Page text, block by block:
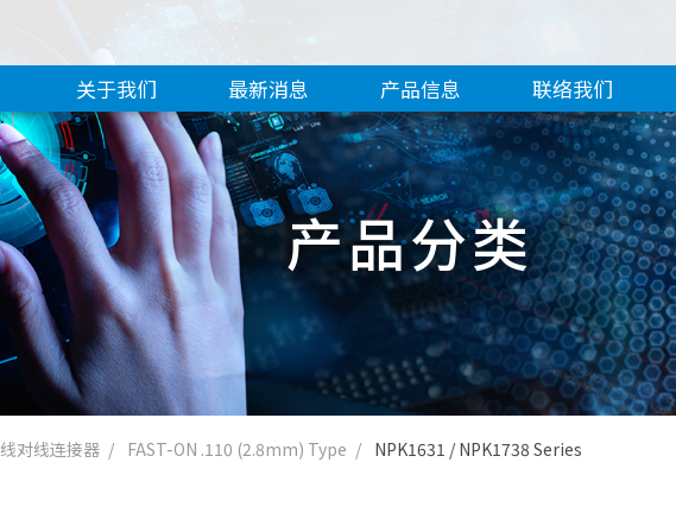
关于我们 最新消息 产品信息 联络我们
产品分类
线对线连接器 FAST-ON .110 (2.8mm) Type NPK1631 / NPK1738 Series